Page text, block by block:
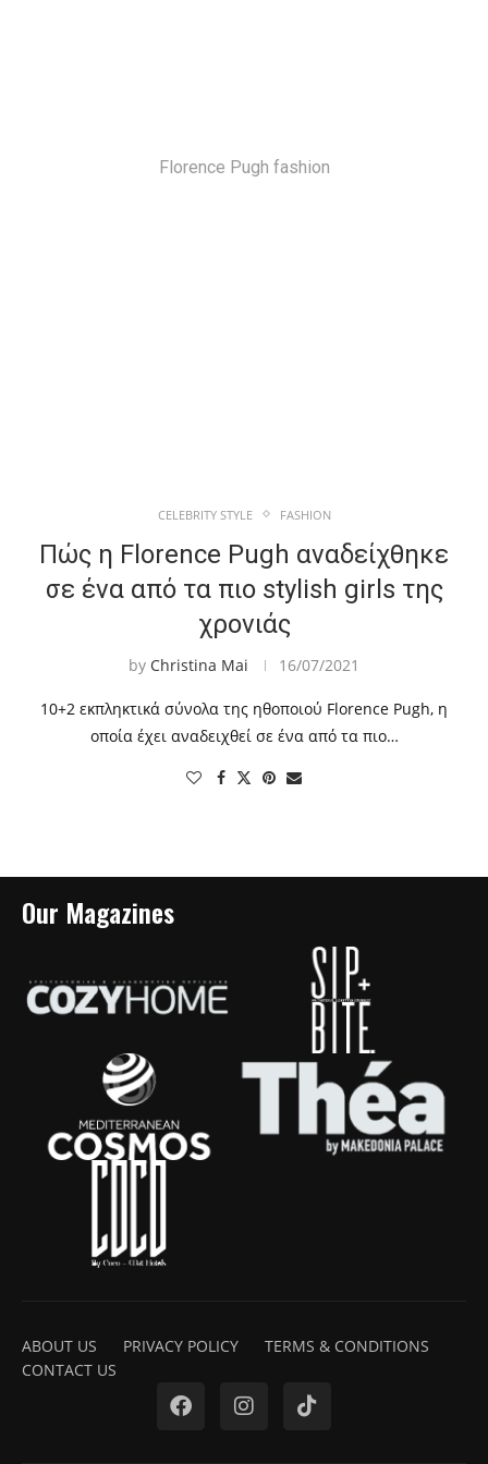
Florence Pugh fashion
CELEBRITY STYLE FASHION
Πώς η Florence Pugh αναδείχθηκε
σε ένα από τα πιο stylish girls της
χρονιάς
by Christina Mai 16/07/2021
10+2 εκπληκτικά σύνολα της ηθοποιού Florence Pugh, η
οποία έχει αναδειχθεί σε ένα από τα πιο…
Our Magazines
ABOUT US PRIVACY POLICY
TERMS & CONDITIONS
CONTACT US